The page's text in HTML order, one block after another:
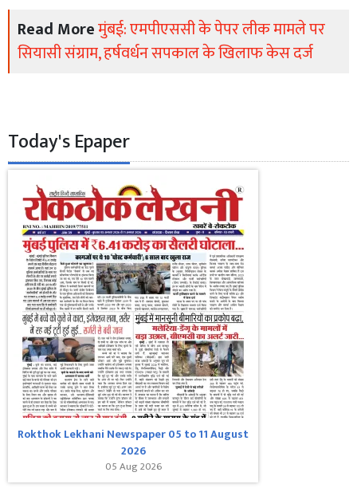
Read Moreमुंबई: एमपीएससी के पेपर लीक मामले पर
सियासी संग्राम, हर्षवर्धन सपकाल के खिलाफ केस दर्ज
Today's Epaper
Rokthok Lekhani Newspaper 05 to 11 August
2026
05 Aug 2026